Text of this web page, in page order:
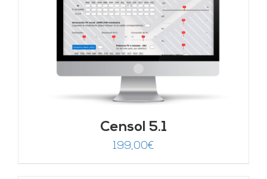
Censol 5.1
199,00€